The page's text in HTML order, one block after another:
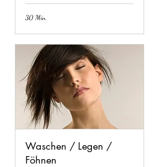
30 Min.
Waschen / Legen /
Föhnen